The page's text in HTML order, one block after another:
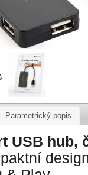
Parametrický popis
USB hub,